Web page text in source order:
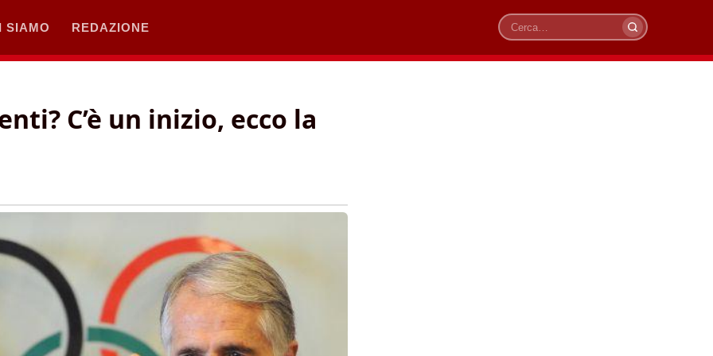
SIAMO REDAZIONE
Cerca
C’è un inizio, ecco la